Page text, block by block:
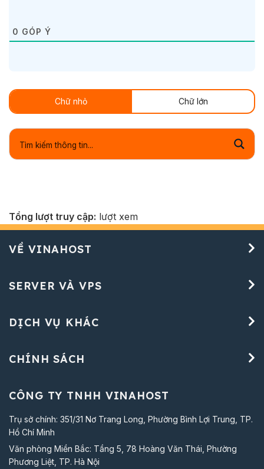
0 GÓP Ý
Chữ nhỏ Chữ lớn
Tổng lượt truy cập: lượt xem
VỀ VINAHOST
SERVER VÀ VPS
DỊCH VỤ KHÁC
CHÍNH SÁCH
CÔNG TY TNHH VINAHOST
Trụ sở chính: 351/31 Nơ Trang Long, Phường Bình Lợi Trung, TP.
Hồ Chí Minh
Văn phòng Miền Bắc: Tầng 5, 78 Hoàng Văn Thái, Phường
Phương Liệt, TP. Hà Nội